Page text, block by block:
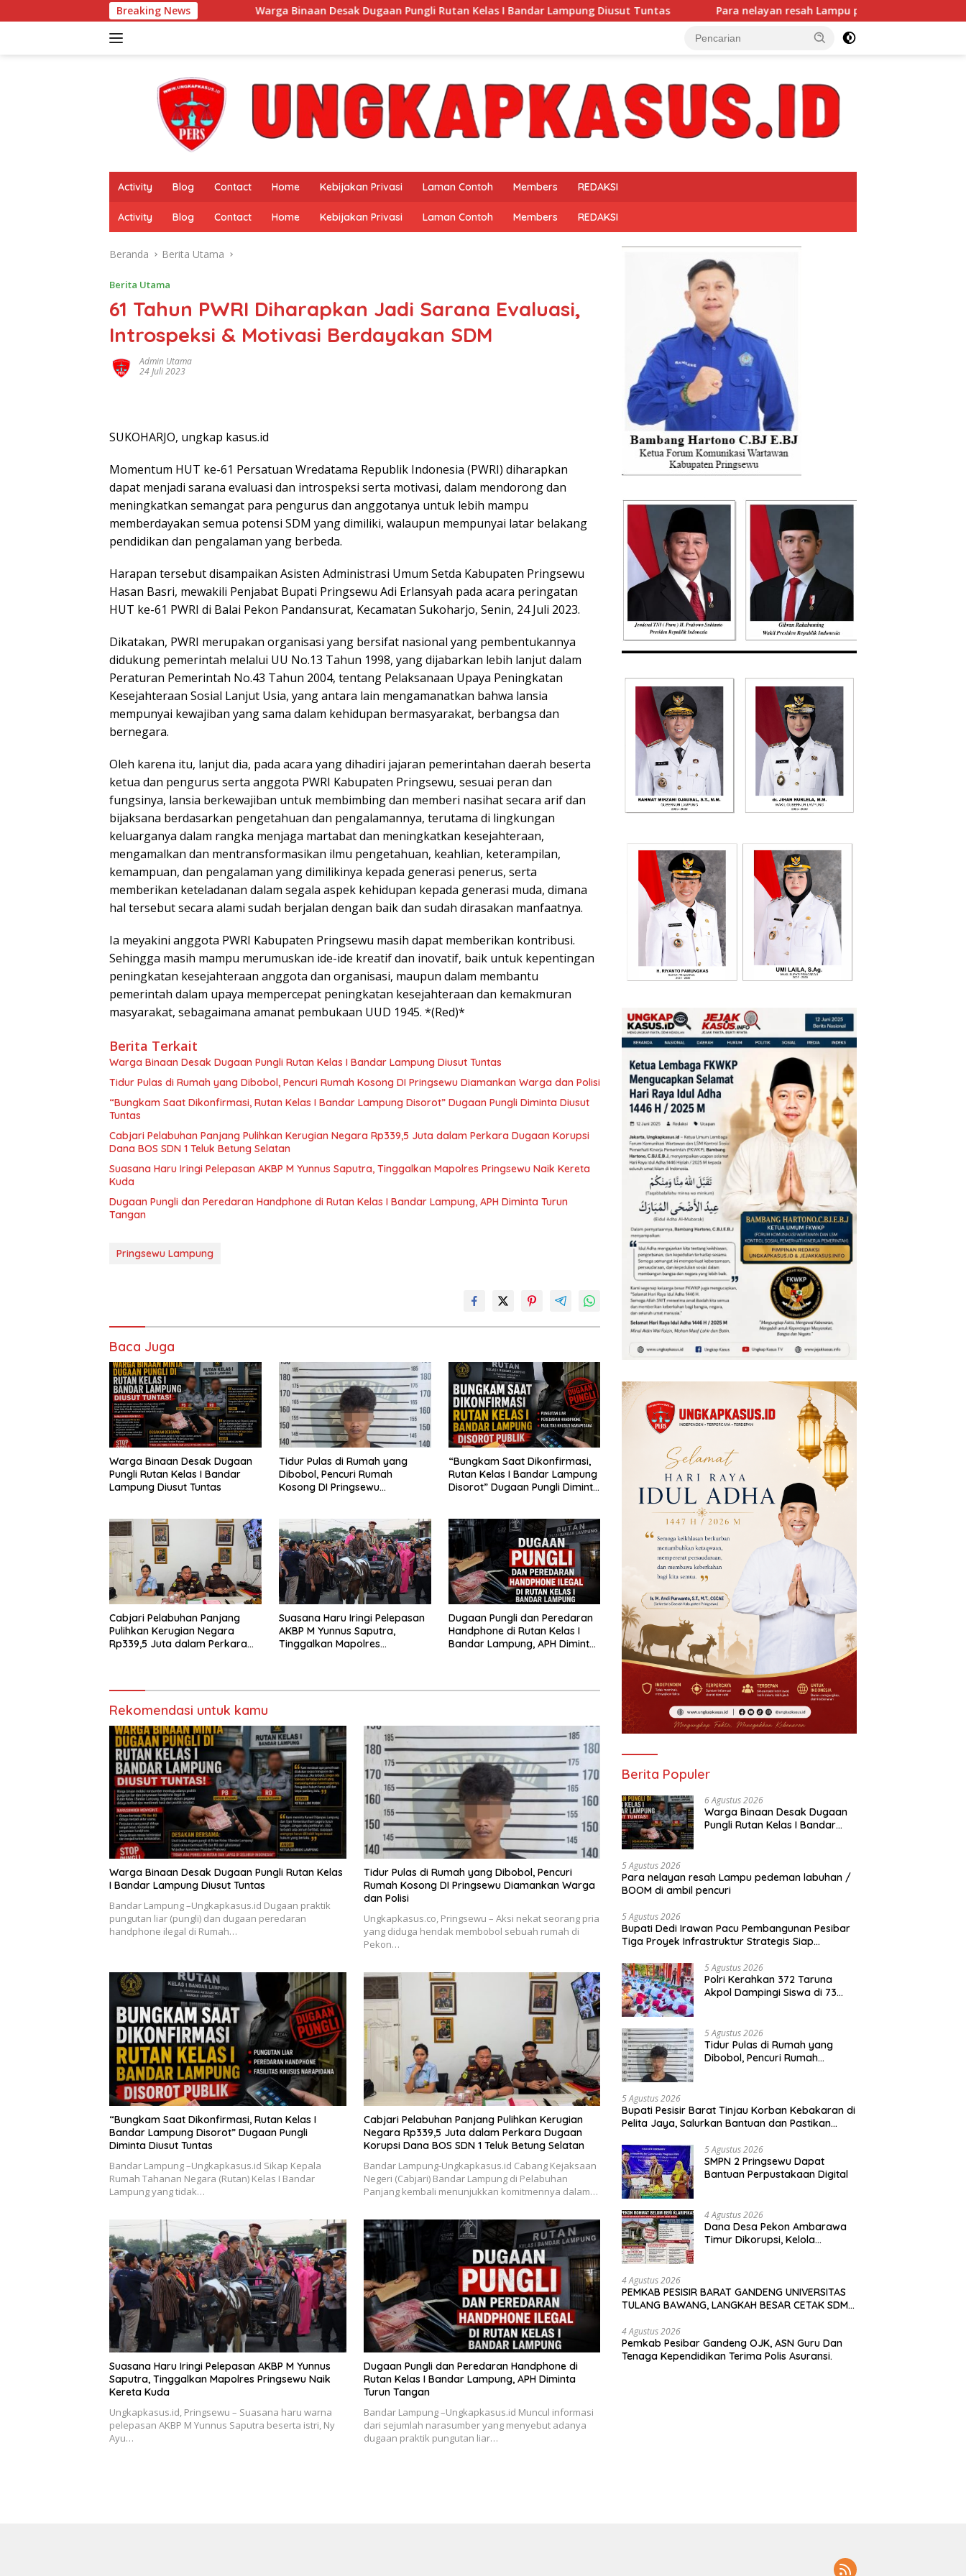
ke
Breaking News
Warga Binaan Desak Dugaan Pungli Rutan Kelas I Bandar Lampung Diusut Tuntas Para nelayan resah Lampu pedeman labuhan / BOOM di ambil pencuri
Activity Blog Contact Home Kebijakan Privasi Laman Contoh Members REDAKSI
Activity Blog Contact Home Kebijakan Privasi Laman Contoh Members REDAKSI
Beranda Berita Utama
Berita Utama
61 Tahun PWRI Diharapkan Jadi Sarana Evaluasi,
Introspeksi & Motivasi Berdayakan SDM
Admin Utama
24 Juli 2023
SUKOHARJO, ungkap kasus.id
Momentum HUT ke-61 Persatuan Wredatama Republik Indonesia (PWRI) diharapkan
dapat menjadi sarana evaluasi dan introspeksi serta motivasi, dalam mendorong dan
meningkatkan semangat para pengurus dan anggotanya untuk lebih mampu
memberdayakan semua potensi SDM yang dimiliki, walaupun mempunyai latar belakang
pendidikan dan pengalaman yang berbeda.
Harapan tersebut disampaikan Asisten Administrasi Umum Setda Kabupaten Pringsewu
Hasan Basri, mewakili Penjabat Bupati Pringsewu Adi Erlansyah pada acara peringatan
HUT ke-61 PWRI di Balai Pekon Pandansurat, Kecamatan Sukoharjo, Senin, 24 Juli 2023.
Dikatakan, PWRI merupakan organisasi yang bersifat nasional yang pembentukannya
didukung pemerintah melalui UU No.13 Tahun 1998, yang dijabarkan lebih lanjut dalam
Peraturan Pemerintah No.43 Tahun 2004, tentang Pelaksanaan Upaya Peningkatan
Kesejahteraan Sosial Lanjut Usia, yang antara lain mengamanatkan bahwa lansia
mempunyai kewajiban yang sama dalam kehidupan bermasyarakat, berbangsa dan
bernegara.
Oleh karena itu, lanjut dia, pada acara yang dihadiri jajaran pemerintahan daerah beserta
ketua dan pengurus serta anggota PWRI Kabupaten Pringsewu, sesuai peran dan
fungsinya, lansia berkewajiban untuk membimbing dan memberi nasihat secara arif dan
bijaksana berdasarkan pengetahuan dan pengalamannya, terutama di lingkungan
keluarganya dalam rangka menjaga martabat dan meningkatkan kesejahteraan,
mengamalkan dan mentransformasikan ilmu pengetahuan, keahlian, keterampilan,
kemampuan, dan pengalaman yang dimilikinya kepada generasi penerus, serta
memberikan keteladanan dalam segala aspek kehidupan kepada generasi muda, dimana
hal tersebut secara alami sudah berjalan dengan baik dan sudah dirasakan manfaatnya.
Ia meyakini anggota PWRI Kabupaten Pringsewu masih dapat memberikan kontribusi.
Sehingga masih mampu merumuskan ide-ide kreatif dan inovatif, baik untuk kepentingan
peningkatan kesejahteraan anggota dan organisasi, maupun dalam membantu
pemerintah dalam upaya mempercepat peningkatan kesejahteraan dan kemakmuran
masyarakat, sebagaimana amanat pembukaan UUD 1945. *(Red)*
Berita Terkait
Warga Binaan Desak Dugaan Pungli Rutan Kelas I Bandar Lampung Diusut Tuntas
Tidur Pulas di Rumah yang Dibobol, Pencuri Rumah Kosong DI Pringsewu Diamankan Warga dan Polisi
“Bungkam Saat Dikonfirmasi, Rutan Kelas I Bandar Lampung Disorot” Dugaan Pungli Diminta Diusut
Tuntas
Cabjari Pelabuhan Panjang Pulihkan Kerugian Negara Rp339,5 Juta dalam Perkara Dugaan Korupsi
Dana BOS SDN 1 Teluk Betung Selatan
Suasana Haru Iringi Pelepasan AKBP M Yunnus Saputra, Tinggalkan Mapolres Pringsewu Naik Kereta
Kuda
Dugaan Pungli dan Peredaran Handphone di Rutan Kelas I Bandar Lampung, APH Diminta Turun
Tangan
Pringsewu Lampung
Baca Juga
Warga Binaan Desak Dugaan
Pungli Rutan Kelas I Bandar
Lampung Diusut Tuntas
Tidur Pulas di Rumah yang
Dibobol, Pencuri Rumah
Kosong DI Pringsewu
“Bungkam Saat Dikonfirmasi,
Rutan Kelas I Bandar Lampung
Disorot” Dugaan Pungli Diminta
Cabjari Pelabuhan Panjang
Pulihkan Kerugian Negara
Rp339,5 Juta dalam Perkara
Suasana Haru Iringi Pelepasan
AKBP M Yunnus Saputra,
Tinggalkan Mapolres
Dugaan Pungli dan Peredaran
Handphone di Rutan Kelas I
Bandar Lampung, APH Diminta
Rekomendasi untuk kamu
Warga Binaan Desak Dugaan Pungli Rutan Kelas
I Bandar Lampung Diusut Tuntas
Bandar Lampung –Ungkapkasus.id Dugaan praktik
pungutan liar (pungli) dan dugaan peredaran
handphone ilegal di Rumah…
Tidur Pulas di Rumah yang Dibobol, Pencuri
Rumah Kosong DI Pringsewu Diamankan Warga
dan Polisi
Ungkapkasus.co, Pringsewu – Aksi nekat seorang pria
yang diduga hendak membobol sebuah rumah di
Pekon…
“Bungkam Saat Dikonfirmasi, Rutan Kelas I
Bandar Lampung Disorot” Dugaan Pungli
Diminta Diusut Tuntas
Bandar Lampung –Ungkapkasus.id Sikap Kepala
Rumah Tahanan Negara (Rutan) Kelas I Bandar
Lampung yang tidak…
Cabjari Pelabuhan Panjang Pulihkan Kerugian
Negara Rp339,5 Juta dalam Perkara Dugaan
Korupsi Dana BOS SDN 1 Teluk Betung Selatan
Bandar Lampung-Ungkapkasus.id Cabang Kejaksaan
Negeri (Cabjari) Bandar Lampung di Pelabuhan
Panjang kembali menunjukkan komitmennya dalam…
Suasana Haru Iringi Pelepasan AKBP M Yunnus
Saputra, Tinggalkan Mapolres Pringsewu Naik
Kereta Kuda
Ungkapkasus.id, Pringsewu – Suasana haru warna
pelepasan AKBP M Yunnus Saputra beserta istri, Ny
Ayu…
Dugaan Pungli dan Peredaran Handphone di
Rutan Kelas I Bandar Lampung, APH Diminta
Turun Tangan
Bandar Lampung –Ungkapkasus.id Muncul informasi
dari sejumlah narasumber yang menyebut adanya
dugaan praktik pungutan liar…
Berita Populer
6 Agustus 2026
Warga Binaan Desak Dugaan
Pungli Rutan Kelas I Bandar
5 Agustus 2026
Para nelayan resah Lampu pedeman labuhan /
BOOM di ambil pencuri
5 Agustus 2026
Bupati Dedi Irawan Pacu Pembangunan Pesibar
Tiga Proyek Infrastruktur Strategis Siap
5 Agustus 2026
Polri Kerahkan 372 Taruna
Akpol Dampingi Siswa di 73
5 Agustus 2026
Tidur Pulas di Rumah yang
Dibobol, Pencuri Rumah
5 Agustus 2026
Bupati Pesisir Barat Tinjau Korban Kebakaran di
Pelita Jaya, Salurkan Bantuan dan Pastikan
5 Agustus 2026
SMPN 2 Pringsewu Dapat
Bantuan Perpustakaan Digital
4 Agustus 2026
Dana Desa Pekon Ambarawa
Timur Dikorupsi, Kelola
4 Agustus 2026
PEMKAB PESISIR BARAT GANDENG UNIVERSITAS
TULANG BAWANG, LANGKAH BESAR CETAK SDM
4 Agustus 2026
Pemkab Pesibar Gandeng OJK, ASN Guru Dan
Tenaga Kependidikan Terima Polis Asuransi.